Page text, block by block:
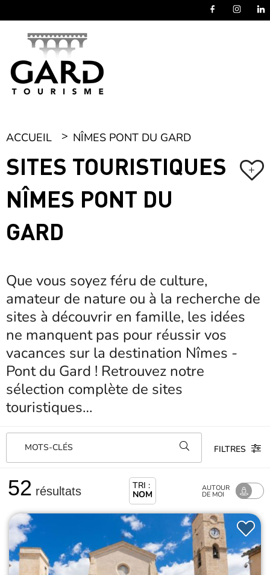
ACCUEIL NÎMES PONT DU GARD
SITES TOURISTIQUES
NÎMES PONT DU
GARD
+
Que vous soyez féru de culture,
amateur de nature ou à la recherche de
sites à découvrir en famille, les idées
ne manquent pas pour réussir vos
vacances sur la destination Nîmes -
Pont du Gard ! Retrouvez notre
sélection complète de sites
touristiques…
MOTS-CLÉS FILTRES
52 résultats TRI :
NOM
AUTOUR
DE MOI